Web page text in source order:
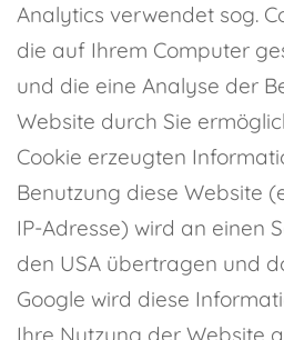
Analytics verwendet sog.
die auf Ihrem Computer
und die eine Analyse der
Website durch Sie
Cookie erzeugten
Benutzung diese Website
IP-Adresse) wird an einen
den USA übertragen und
Google wird diese
Ihre Nutzung der Website